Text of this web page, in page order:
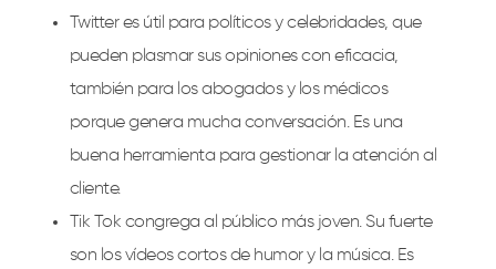
Twitter es útil para políticos y celebridades, que
pueden plasmar sus opiniones con eficacia,
también para los abogados y los médicos
porque genera mucha conversación. Es una
buena herramienta para gestionar la atención al
cliente.
Tik Tok congrega al público más joven. Su fuerte
son los vídeos cortos de humor y la música. Es